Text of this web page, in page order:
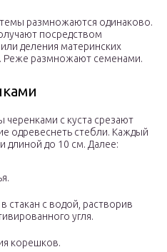
размножаются одинаково.
посредством
деления материнских
Реже размножают семенами.
с куста срезают
одревеснеть стебли. Каждый
длиной до 10 см. Далее:
стакан с водой, растворив
угля.
корешков.